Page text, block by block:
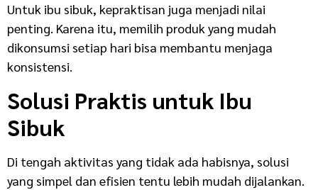
Untuk ibu sibuk, kepraktisan juga menjadi nilai
penting. Karena itu, memilih produk yang mudah
dikonsumsi setiap hari bisa membantu menjaga
konsistensi.
Solusi Praktis untuk Ibu
Sibuk
Di tengah aktivitas yang tidak ada habisnya, solusi
yang simpel dan efisien tentu lebih mudah dijalankan.